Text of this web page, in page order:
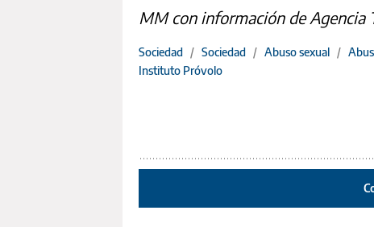
MM con información de Agencia
Sociedad / Sociedad / Abuso sexual /
Instituto Próvolo